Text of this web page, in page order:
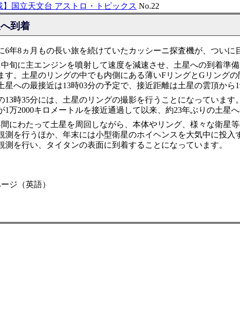
】国立天文台 アストロ・トピックス No.22
到着
年8ヵ月もの長い旅を続けていたカッシーニ探査機が、ついに
旬に主エンジンを噴射して速度を減速させ、土星への到着準
す。土星のリングの中でも内側にある薄いFリングとGリング
への最接近は13時03分の予定で、接近距離は土星の雲頂から
時35分には、土星のリングの撮影を行うことになっています
1万2000キロメートルを接近通過して以来、約23年ぶりの土星
にわたって土星を周回しながら、本体やリング、様々な衛星
測を行うほか、年末には小型衛星のホイヘンスを大気中に投
を行い、タイタンの表面に到着することになっています。
ジ（英語）